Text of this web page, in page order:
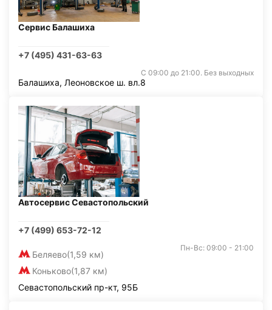
Сервис Балашиха
+7 (495) 431-63-63
С 09:00 до 21:00. Без выходных
Балашиха, Леоновское ш. вл.8
Автосервис Севастопольский
+7 (499) 653-72-12
Беляево(1,59 км)
Коньково(1,87 км)
Пн-Вс: 09:00 - 21:00
Севастопольский пр-кт, 95Б